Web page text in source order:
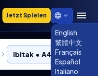
Jetzt Spielen
English
繁體中文
Français
Español
Italiano
Ibitak • A4-130